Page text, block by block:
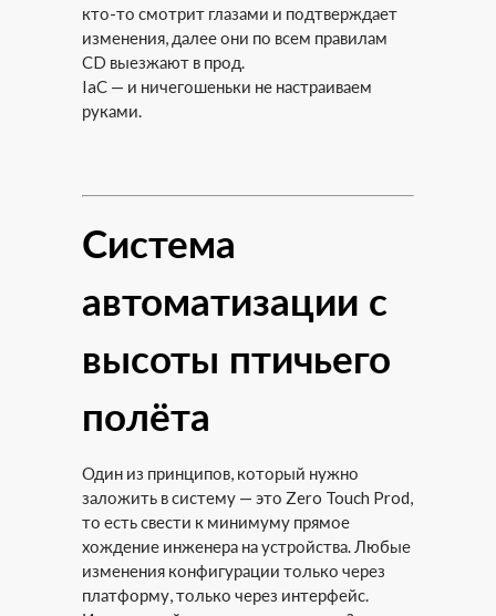
кто-то смотрит глазами и подтверждает
изменения, далее они по всем правилам
CD выезжают в прод.
IaC — и ничегошеньки не настраиваем
руками.
Система
автоматизации с
высоты птичьего
полёта
Один из принципов, который нужно
заложить в систему — это Zero Touch Prod,
то есть свести к минимуму прямое
хождение инженера на устройства. Любые
изменения конфигурации только через
платформу, только через интерфейс.